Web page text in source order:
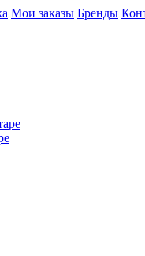
Мои заказы Бренды